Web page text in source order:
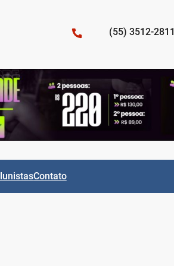
(55) 3512-2811
Contato